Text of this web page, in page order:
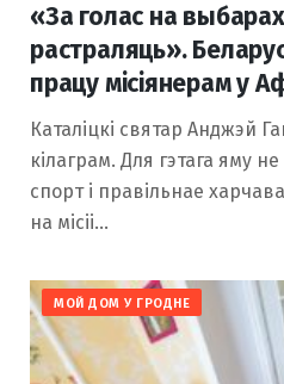
«За голас на выбарах
растраляць».
працу місіянерам у
Каталіцкі святар Анджэй
кілаграм. Для гэтага яму
спорт і правільнае
на місіі…
МОЙ ДОМ У ГРОДНЕ